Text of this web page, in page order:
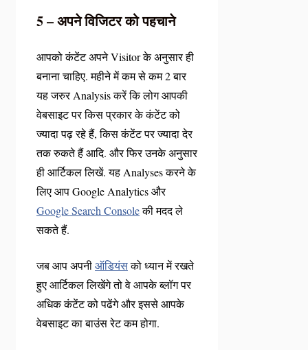
5 – अपने विजिटर को पहचाने
आपको कंटेंट अपने Visitor के अनुसार ही
बनाना चाहिए. महीने में कम से कम 2 बार
यह जरुर Analysis करें कि लोग आपकी
वेबसाइट पर किस प्रकार के कंटेंट को
ज्यादा पढ़ रहे हैं, किस कंटेंट पर ज्यादा देर
तक रुकते हैं आदि. और फिर उनके अनुसार
ही आर्टिकल लिखें. यह Analyses करने के
लिए आप Google Analytics और
Google Search Consoleकी मदद ले
सकते हैं.
जब आप अपनीऑडियंसको ध्यान में रखते
हुए आर्टिकल लिखेंगे तो वे आपके ब्लॉग पर
अधिक कंटेंट को पढेंगे और इससे आपके
वेबसाइट का बाउंस रेट कम होगा.